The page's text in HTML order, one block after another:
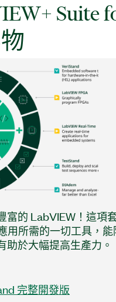
Suite
富的 LabVIEW！這項
用所需的一切工具，
助於大幅提高生產力。
完整開發版